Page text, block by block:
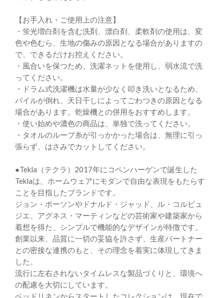
【お手入れ・ご使用上の注意】
・蛍光増白剤を含む洗剤、漂白剤、柔軟剤の使用は、変
色や色むら、生地の傷みの原因となる場合がありますの
で、できるだけお控えください。
・風合いを保つため、洗濯ネットを使用し、弱水流で洗
ってください。
・ドラム式洗濯機は水量が少なく叩き洗いとなるため、
パイルが倒れ、天日干しによってごわつきの原因となる
場合があります。乾燥機との併用をおすすめします。
・使い始めや濃色の商品は、単独で洗ってください。
・タオルのループ糸が引っかかった場合は、無理に引っ
張らず、はさみでカットしてください。
●Tekla（テクラ）2017年にコペンハーゲンで誕生した
Teklaは、ホームウェアにモダンで自由な表現をもたらす
ことを目指したブランドです。
ジョン・ポーソンやドナルド・ジャッド、ル・コルビュ
ジエ、アグネス・マーティンなどの芸術家や建築家から
着想を得た、シンプルで機能的なデザインが特徴です。
創業以来、品質に一切の妥協を許さず、生産パートナー
との密接な連携のもと、その理念を着実に体現してきま
した。
流行に左右されないタイムレスな製品づくりと、環境へ
の配慮を大切にしています。
ベッドリネンからスタートしたコレクションは、現在で